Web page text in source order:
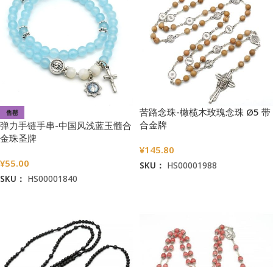
售罄
弹力手链手串-中国风浅蓝玉髓合
金珠圣牌
¥55.00
SKU： HS00001840
苦路念珠-橄榄木玫瑰念珠 Ø5 带
合金牌
¥145.80
SKU： HS00001988